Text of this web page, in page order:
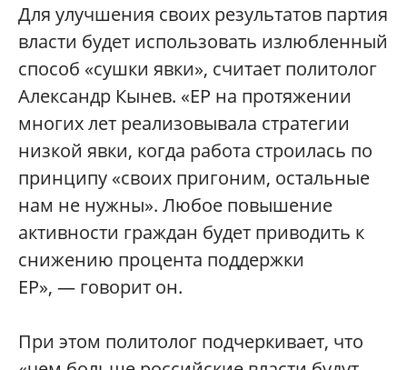
Для улучшения своих результатов партия
власти будет использовать излюбленный
способ «сушки явки», считает политолог
Александр Кынев. «ЕР на протяжении
многих лет реализовывала стратегии
низкой явки, когда работа строилась по
принципу «своих пригоним, остальные
нам не нужны». Любое повышение
активности граждан будет приводить к
снижению процента поддержки
ЕР», — говорит он.
При этом политолог подчеркивает, что